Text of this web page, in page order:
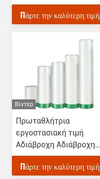
Πάρτε την καλύτερη τιμή
Βίντεο
Πρωταθλήτρια
εργοστασιακή τιμή
Αδιάβροχη Αδιάβροχη
ταινία κάλυψης
Πάρτε την καλύτερη τιμή